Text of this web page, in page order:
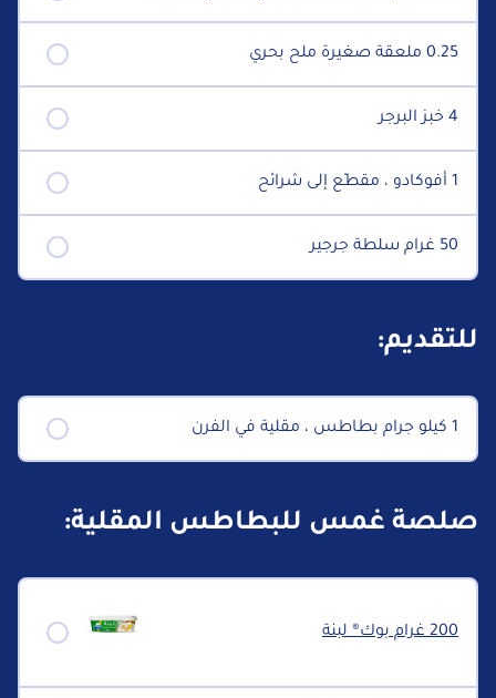
0.25 ملعقة صغيرة ملح بحري
4 خبز البرجر
1 أفوكادو ، مقطّع إلى شرائح
50 غرام سلطة جرجير
للتقديم:
1 كيلو جرام بطاطس ، مقلية في الفرن
صلصة غمس للبطاطس المقلية:
200 غرام بوك® لبنة